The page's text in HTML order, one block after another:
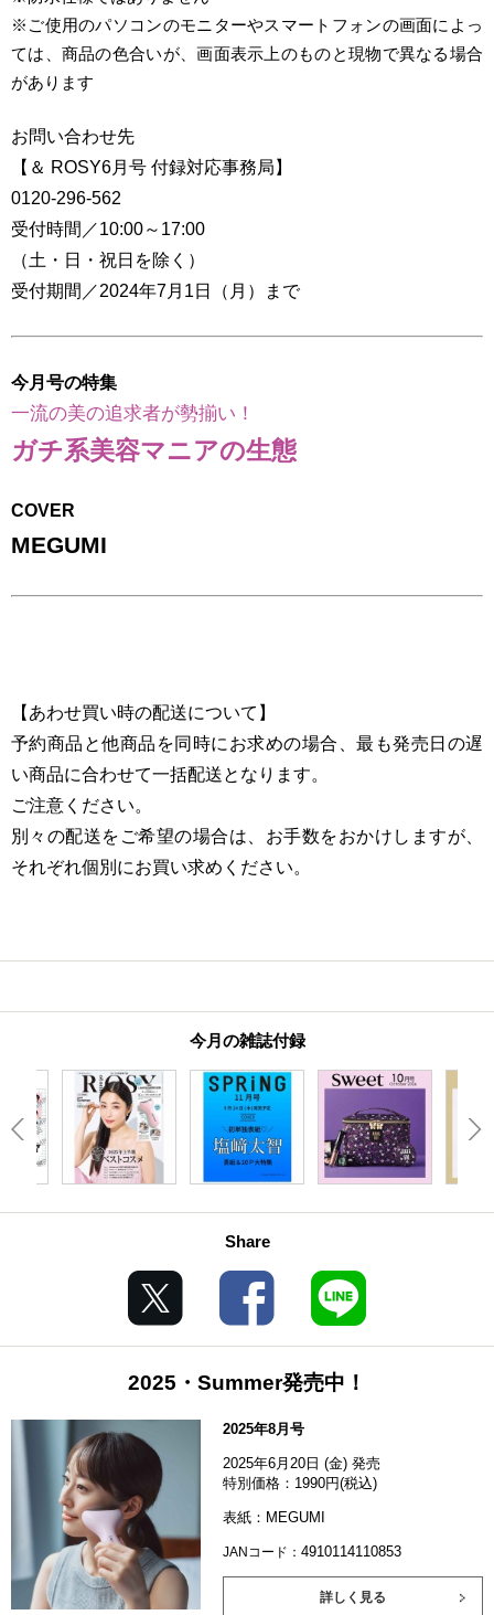
※ご使用のパソコンのモニターやスマートフォンの画面によっ
ては、商品の色合いが、画面表示上のものと現物で異なる場合
があります
お問い合わせ先
【＆ ROSY6月号 付録対応事務局】
0120-296-562
受付時間／10:00～17:00
（土・日・祝日を除く）
受付期間／2024年7月1日（月）まで
今月号の特集
一流の美の追求者が勢揃い！
ガチ系美容マニアの生態
COVER
MEGUMI
【あわせ買い時の配送について】
予約商品と他商品を同時にお求めの場合、最も発売日の遅
い商品に合わせて一括配送となります。
ご注意ください。
別々の配送をご希望の場合は、お手数をおかけしますが、
それぞれ個別にお買い求めください。
今月の雑誌付録
Share
2025・Summer発売中！
2025年8月号
2025年6月20日 (金) 発売
特別価格：1990円(税込)
表紙：MEGUMI
JANコード： 4910114110853
詳しく見る